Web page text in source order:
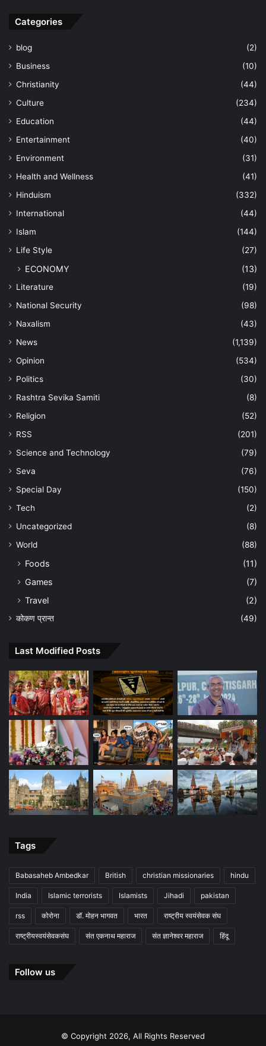
Categories
blog
(2)
Business
(10)
Christianity
(44)
Culture
(234)
Education
(44)
Entertainment
(40)
Environment
(31)
Health and Wellness
(41)
Hinduism
(332)
International
(44)
Islam
(144)
Life Style
(27)
ECONOMY (13)
Literature
(19)
National Security
(98)
Naxalism
(43)
News
(1,139)
Opinion
(534)
Politics
(30)
Rashtra Sevika Samiti
(8)
Religion
(52)
RSS
(201)
Science and Technology
(79)
Seva
(76)
Special Day
(150)
Tech
(2)
Uncategorized
(8)
World
(88)
Foods
(11)
Games
(7)
Travel
(2)
कोकण प्रान्त (49)
Last Modified Posts
Tags
Babasaheb Ambedkar British christian missionaries hindu
India Islamic terrorists Islamists Jihadi pakistan
rss कोरोना डॉ. मोहन भागवत भारत राष्ट्रीय स्वयंसेवक संघ
राष्ट्रीयस्वयंसेवकसंघ संत एकनाथ महाराज संत ज्ञानेश्वर महाराज हिंदू
Follow us
© Copyright 2026, All Rights Reserved